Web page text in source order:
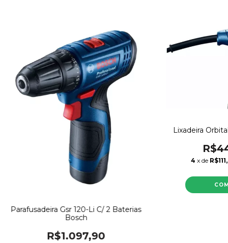
Parafusadeira Gsr 120-Li C/ 2 Baterias
Bosch
R$1.097,90
Lixadeira
4 x de